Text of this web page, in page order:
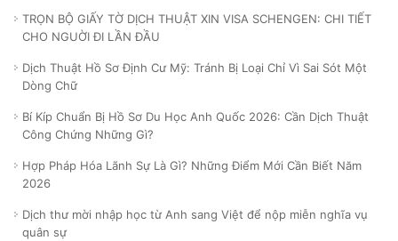
TRỌN BỘ GIẤY TỜ DỊCH THUẬT XIN VISA SCHENGEN: CHI TIẾT
CHO NGUỜI ĐI LẦN ĐẦU
Dịch Thuật Hồ Sơ Định Cư Mỹ: Tránh Bị Loại Chỉ Vì Sai Sót Một
Dòng Chữ
Bí Kíp Chuẩn Bị Hồ Sơ Du Học Anh Quốc 2026: Cần Dịch Thuật
Công Chứng Những Gì?
Hợp Pháp Hóa Lãnh Sự Là Gì? Những Điểm Mới Cần Biết Năm
2026
Dịch thư mời nhập học từ Anh sang Việt để nộp miễn nghĩa vụ
quân sự